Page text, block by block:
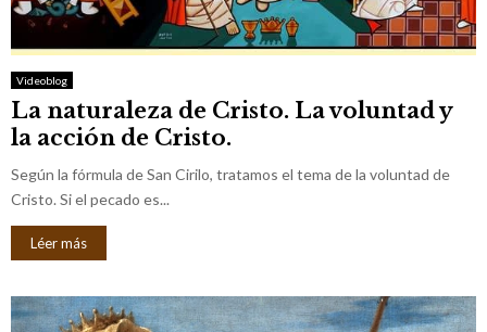
E
N
U
Videoblog
La naturaleza de Cristo. La voluntad y
la acción de Cristo.
Según la fórmula de San Cirilo, tratamos el tema de la voluntad de
Cristo. Si el pecado es...
Léer más